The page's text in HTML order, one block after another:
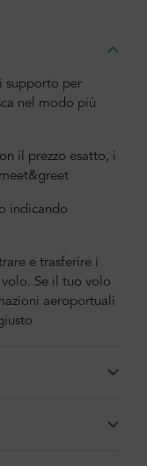
supporto per
nel modo più
il prezzo esatto, i
indicando
e trasferire i
Se il tuo volo
aeroportuali